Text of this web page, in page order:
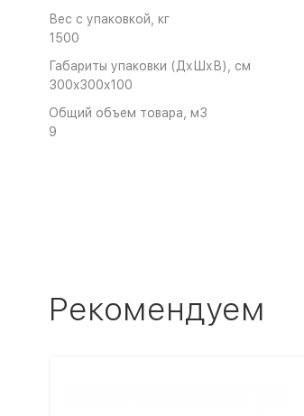
Вес с упаковкой, кг
1500
Габариты упаковки (ДхШхВ), см
300x300x100
Общий объем товара, м3
9
Рекомендуем